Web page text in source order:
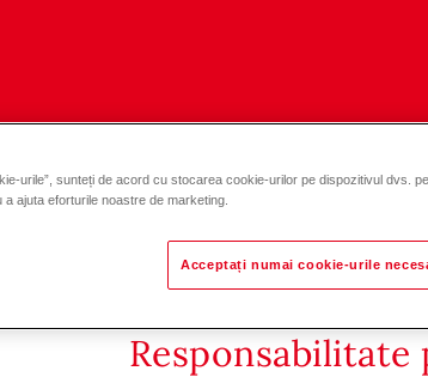
urile”, sunteți de acord cu stocarea cookie-urilor pe dispozitivul dvs.
ajuta eforturile noastre de marketing.
Acceptați numai cookie-urile